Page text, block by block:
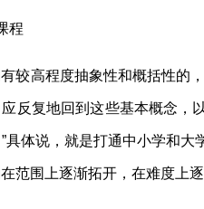
程
较高程度抽象性和概括性的
反复地回到这些基本概念，
具体说，就是打通中小学和
范围上逐渐拓开，在难度上